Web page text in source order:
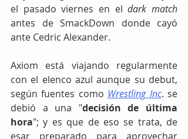
el pasado viernes en el dark match
antes de SmackDown donde cayó
ante Cedric Alexander.
Axiom está viajando regularmente
con el elenco azul aunque su debut,
según fuentes como Wrestling Inc. se
debió a una "decisión de última
hora"; y es que de eso se trata, de
esar preparado para aprovechar